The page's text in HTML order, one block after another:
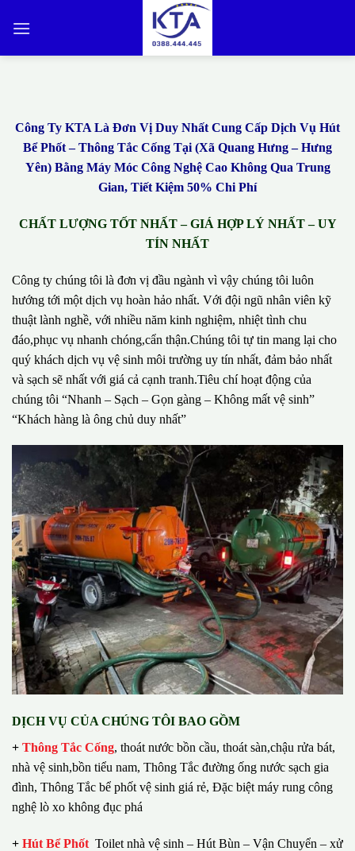
qua
Công Ty KTA Là Đơn Vị Duy Nhất Cung Cấp Dịch Vụ Hút
Bể Phốt – Thông Tắc Cống Tại (Xã Quang Hưng – Hưng
Yên) Bằng Máy Móc Công Nghệ Cao Không Qua Trung
Gian, Tiết Kiệm 50% Chi Phí
CHẤT LƯỢNG TỐT NHẤT – GIÁ HỢP LÝ NHẤT – UY
TÍN NHẤT
Công ty chúng tôi là đơn vị đầu ngành vì vậy chúng tôi luôn
hướng tới một dịch vụ hoàn hảo nhất. Với đội ngũ nhân viên kỹ
thuật lành nghề, với nhiều năm kinh nghiệm, nhiệt tình chu
đáo,phục vụ nhanh chóng,cẩn thận.Chúng tôi tự tin mang lại cho
quý khách dịch vụ vệ sinh môi trường uy tín nhất, đảm bảo nhất
và sạch sẽ nhất với giá cả cạnh tranh.Tiêu chí hoạt động của
chúng tôi “Nhanh – Sạch – Gọn gàng – Không mất vệ sinh”
“Khách hàng là ông chủ duy nhất”
DỊCH VỤ CỦA CHÚNG TÔI BAO GỒM
+ Thông Tắc Cống, thoát nước bồn cầu, thoát sàn,chậu rửa bát,
nhà vệ sinh,bồn tiểu nam, Thông Tắc đường ống nước sạch gia
đình, Thông Tắc bể phốt vệ sinh giá rẻ, Đặc biệt máy rung công
nghệ lò xo không đục phá
+ Hút Bể Phốt Toilet nhà vệ sinh – Hút Bùn – Vận Chuyển – xử